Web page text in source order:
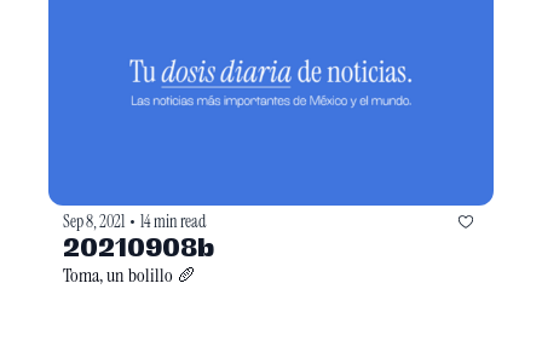
Sep 8, 2021 • 14 min read
20210908b
Toma, un bolillo 🥖